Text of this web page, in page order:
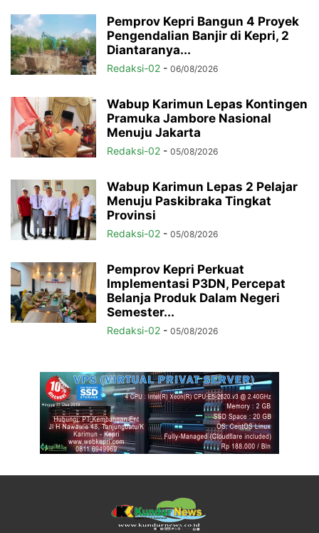
Pemprov Kepri Bangun 4 Proyek
Pengendalian Banjir di Kepri, 2
Diantaranya...
Redaksi-02 - 06/08/2026
Wabup Karimun Lepas Kontingen
Pramuka Jambore Nasional
Menuju Jakarta
Redaksi-02 - 05/08/2026
Wabup Karimun Lepas 2 Pelajar
Menuju Paskibraka Tingkat
Provinsi
Redaksi-02 - 05/08/2026
Pemprov Kepri Perkuat
Implementasi P3DN, Percepat
Belanja Produk Dalam Negeri
Semester...
Redaksi-02 - 05/08/2026